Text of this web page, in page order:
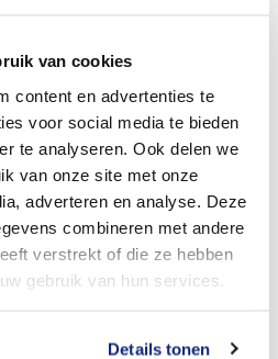
van cookies
content en advertenties te
voor social media te bieden
te analyseren. Ook delen we
van onze site met onze
adverteren en analyse. Deze
combineren met andere
verstrekt of die ze hebben
gebruik van hun services.
Details tonen